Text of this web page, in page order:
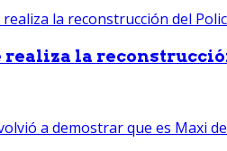
realiza la